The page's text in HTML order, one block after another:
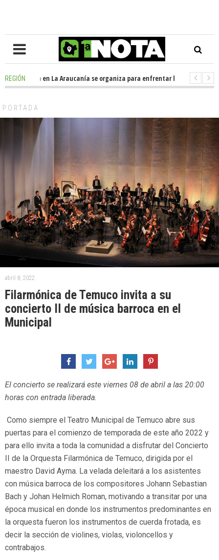
REGIÓN
Oposición en La Araucanía se organiza para enfrentar los impactos de
PORTADA
abril 8, 2022
Filarmónica de Temuco invita a su
concierto II de música barroca en el
Municipal
El concierto se realizará este viernes 08 de abril a las 20:00
horas con entrada liberada.
Como siempre el Teatro Municipal de Temuco abre sus
puertas para el comienzo de temporada de este año 2022 y
para ello invita a toda la comunidad a disfrutar del Concierto
II de la Orquesta Filarmónica de Temuco, dirigida por el
maestro David Ayma. La velada deleitará a los asistentes
con música barroca de los compositores Johann Sebastian
Bach y Johan Helmich Roman, motivando a transitar por una
época musical en donde los instrumentos predominantes en
la orquesta fueron los instrumentos de cuerda frotada, es
decir la sección de violines, violas, violoncellos y
contrabajos.